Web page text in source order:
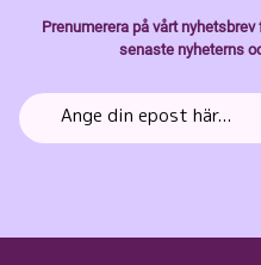
Prenumerera på vårt
senaste nyheterns